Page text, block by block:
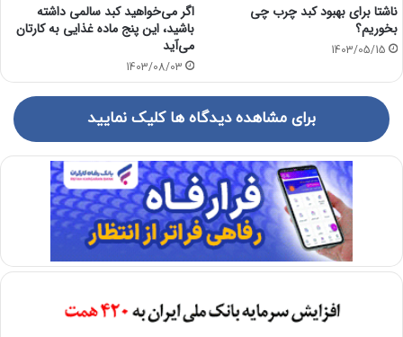
ناشتا برای بهبود کبد چرب چی
بخوریم؟
1403/05/15
اگر می‌خواهید کبد سالمی داشته
باشید، این پنج ماده غذایی به کارتان
می‌آید
1403/08/03
برای مشاهده دیدگاه ها کلیک نمایید